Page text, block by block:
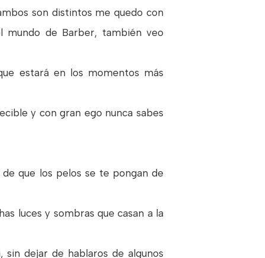
son distintos me quedo con
de Barber, también veo
estará en los momentos más
y con gran ego nunca sabes
que los pelos se te pongan de
luces y sombras que casan a la
dejar de hablaros de algunos